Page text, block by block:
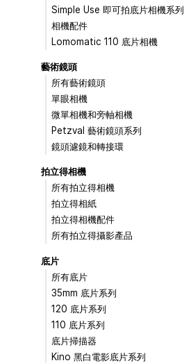
Simple Use 即可拍底片相機系列
相機配件
Lomomatic 110 底片相機
藝術鏡頭
所有藝術鏡頭
單眼相機
微單相機和旁軸相機
Petzval 藝術鏡頭系列
鏡頭濾鏡和轉接環
拍立得相機
所有拍立得相機
拍立得相紙
拍立得相機配件
所有拍立得攝影產品
底片
所有底片
35mm 底片系列
120 底片系列
110 底片系列
底片掃描器
Kino 黑白電影底片系列